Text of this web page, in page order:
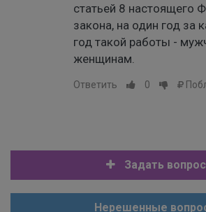
статьей 8 настоящего
закона, на один год за
год такой работы -
женщинам.
Ответить 0
Задать вопрос
Нерешенные